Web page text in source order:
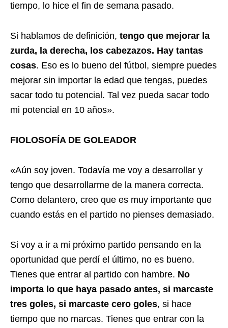
tiempo, lo hice el fin de semana pasado.
Si hablamos de definición, tengo que mejorar la
zurda, la derecha, los cabezazos. Hay tantas
cosas. Eso es lo bueno del fútbol, siempre puedes
mejorar sin importar la edad que tengas, puedes
sacar todo tu potencial. Tal vez pueda sacar todo
mi potencial en 10 años».
FIOLOSOFÍA DE GOLEADOR
«Aún soy joven. Todavía me voy a desarrollar y
tengo que desarrollarme de la manera correcta.
Como delantero, creo que es muy importante que
cuando estás en el partido no pienses demasiado.
Si voy a ir a mi próximo partido pensando en la
oportunidad que perdí el último, no es bueno.
Tienes que entrar al partido con hambre. No
importa lo que haya pasado antes, si marcaste
tres goles, si marcaste cero goles, si hace
tiempo que no marcas. Tienes que entrar con la